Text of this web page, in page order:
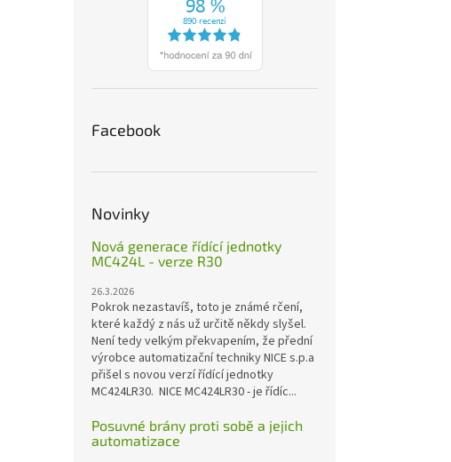
Facebook
Novinky
Nová generace řídící jednotky
MC424L - verze R30
26.3.2026
Pokrok nezastavíš, toto je známé rčení,
které každý z nás už určitě někdy slyšel.
Není tedy velkým překvapením, že přední
výrobce automatizační techniky NICE s.p.a
přišel s novou verzí řídící jednotky
MC424LR30. NICE MC424LR30 - je řídíc...
Posuvné brány proti sobě a jejich
automatizace